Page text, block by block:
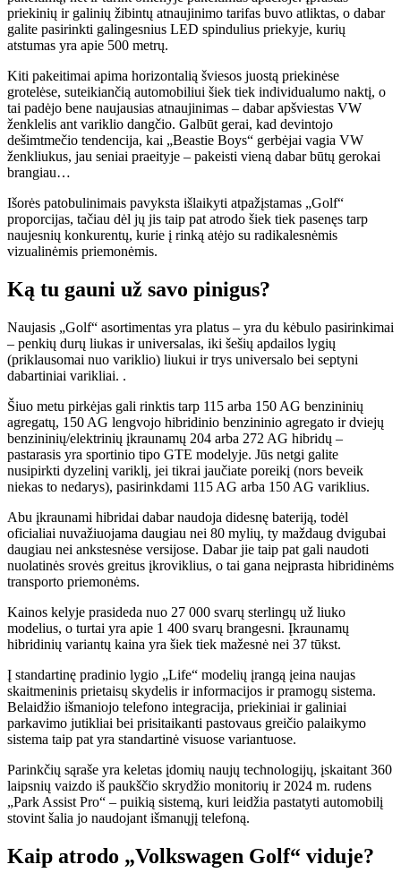
priekinių ir galinių žibintų atnaujinimo tarifas buvo atliktas, o dabar
galite pasirinkti galingesnius LED spindulius priekyje, kurių
atstumas yra apie 500 metrų.
Kiti pakeitimai apima horizontalią šviesos juostą priekinėse
grotelėse, suteikiančią automobiliui šiek tiek individualumo naktį, o
tai padėjo bene naujausias atnaujinimas – dabar apšviestas VW
ženklelis ant variklio dangčio. Galbūt gerai, kad devintojo
dešimtmečio tendencija, kai „Beastie Boys“ gerbėjai vagia VW
ženkliukus, jau seniai praeityje – pakeisti vieną dabar būtų gerokai
brangiau…
Išorės patobulinimais pavyksta išlaikyti atpažįstamas „Golf“
proporcijas, tačiau dėl jų jis taip pat atrodo šiek tiek pasenęs tarp
naujesnių konkurentų, kurie į rinką atėjo su radikalesnėmis
vizualinėmis priemonėmis.
Ką tu gauni už savo pinigus?
Naujasis „Golf“ asortimentas yra platus – yra du kėbulo pasirinkimai
– penkių durų liukas ir universalas, iki šešių apdailos lygių
(priklausomai nuo variklio) liukui ir trys universalo bei septyni
dabartiniai varikliai. .
Šiuo metu pirkėjas gali rinktis tarp 115 arba 150 AG benzininių
agregatų, 150 AG lengvojo hibridinio benzininio agregato ir dviejų
benzininių/elektrinių įkraunamų 204 arba 272 AG hibridų –
pastarasis yra sportinio tipo GTE modelyje. Jūs netgi galite
nusipirkti dyzelinį variklį, jei tikrai jaučiate poreikį (nors beveik
niekas to nedarys), pasirinkdami 115 AG arba 150 AG variklius.
Abu įkraunami hibridai dabar naudoja didesnę bateriją, todėl
oficialiai nuvažiuojama daugiau nei 80 mylių, ty maždaug dvigubai
daugiau nei ankstesnėse versijose. Dabar jie taip pat gali naudoti
nuolatinės srovės greitus įkroviklius, o tai gana neįprasta hibridinėms
transporto priemonėms.
Kainos kelyje prasideda nuo 27 000 svarų sterlingų už liuko
modelius, o turtai yra apie 1 400 svarų brangesni. Įkraunamų
hibridinių variantų kaina yra šiek tiek mažesnė nei 37 tūkst.
Į standartinę pradinio lygio „Life“ modelių įrangą įeina naujas
skaitmeninis prietaisų skydelis ir informacijos ir pramogų sistema.
Belaidžio išmaniojo telefono integracija, priekiniai ir galiniai
parkavimo jutikliai bei prisitaikanti pastovaus greičio palaikymo
sistema taip pat yra standartinė visuose variantuose.
Parinkčių sąraše yra keletas įdomių naujų technologijų, įskaitant 360
laipsnių vaizdo iš paukščio skrydžio monitorių ir 2024 m. rudens
„Park Assist Pro“ – puikią sistemą, kuri leidžia pastatyti automobilį
stovint šalia jo naudojant išmanųjį telefoną.
Kaip atrodo „Volkswagen Golf“ viduje?